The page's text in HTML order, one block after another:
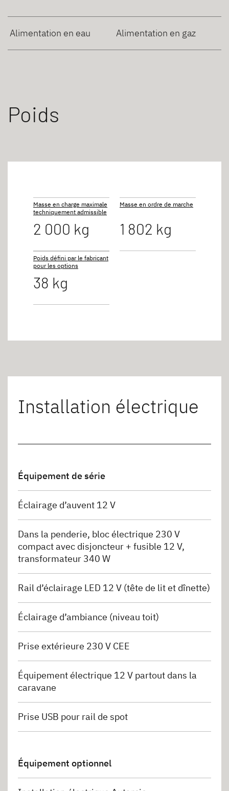
Alimentation en eau Alimentation en gaz
Poids
Masse en charge maximale
techniquement admissible
2 000 kg
Masse en ordre de marche
1 802 kg
Poids défini par le fabricant
pour les options
38 kg
Installation électrique
Équipement de série
Éclairage d’auvent 12 V
Dans la penderie, bloc électrique 230 V
compact avec disjoncteur + fusible 12 V,
transformateur 340 W
Rail d’éclairage LED 12 V (tête de lit et dînette)
Éclairage d’ambiance (niveau toit)
Prise extérieure 230 V CEE
Équipement électrique 12 V partout dans la
caravane
Prise USB pour rail de spot
Équipement optionnel